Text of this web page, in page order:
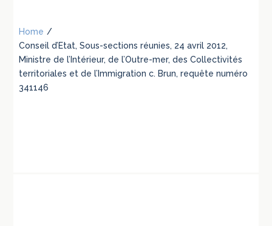
Home /
Conseil d’Etat, Sous-sections réunies, 24 avril 2012,
Ministre de l’Intérieur, de l’Outre-mer, des Collectivités
territoriales et de l’Immigration c. Brun, requête numéro
341146